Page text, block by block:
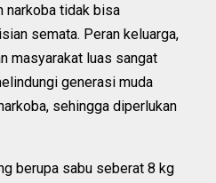
narkoba tidak bisa
semata. Peran keluarga,
masyarakat luas sangat
generasi muda
sehingga diperlukan
berupa sabu seberat 8 kg